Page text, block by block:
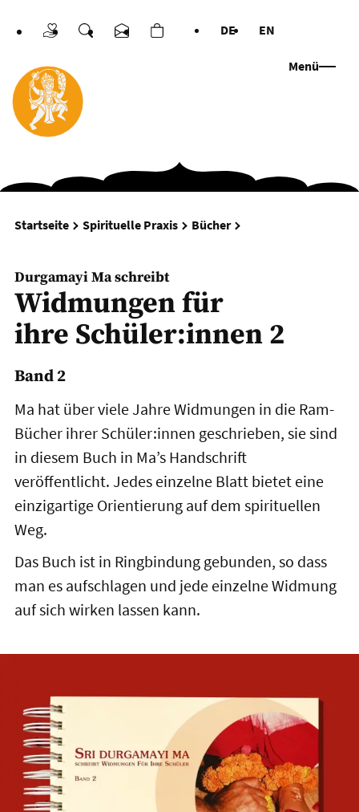
SpendenSucheKontaktWarenkorb
Sprachen DE EN
Menü
Startseite Spirituelle Praxis Bücher
Durgamayi Ma schreibt
Widmungen für
ihre Schüler:innen 2
Band 2
Ma hat über viele Jahre Widmungen in die Ram-
Bücher ihrer Schüler:innen geschrieben, sie sind
in diesem Buch in Ma’s Handschrift
veröffentlicht. Jedes einzelne Blatt bietet eine
einzigartige Orientierung auf dem spirituellen
Weg.
Das Buch ist in Ringbindung gebunden, so dass
man es aufschlagen und jede einzelne Widmung
auf sich wirken lassen kann.